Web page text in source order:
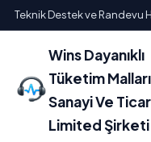
Teknik Destek ve Randevu
Wins Dayanıklı
Tüketim Malları
Sanayi Ve
Limited Şirketi